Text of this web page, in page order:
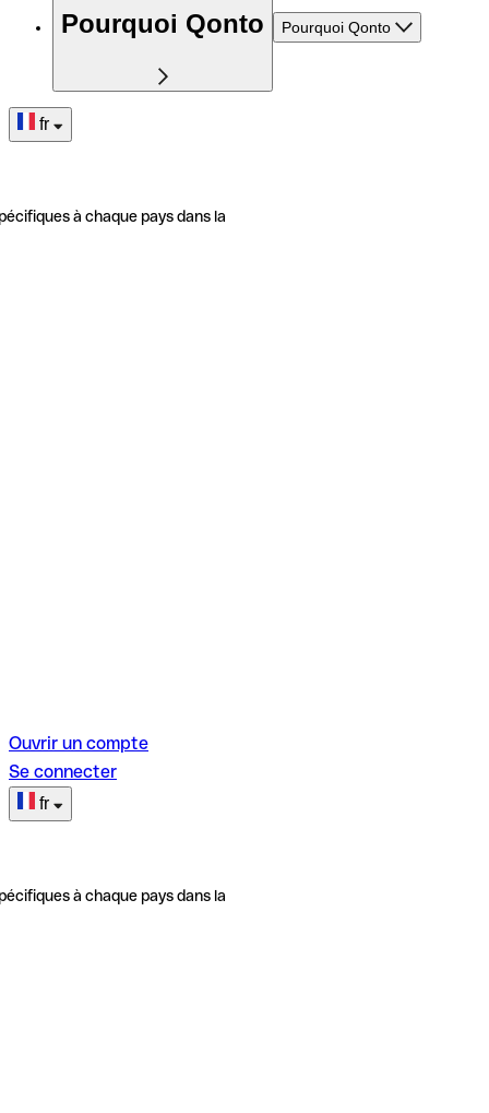
Pourquoi Qonto Pourquoi Qonto
fr
à chaque pays dans la
Ouvrir un compte
Se connecter
fr
à chaque pays dans la